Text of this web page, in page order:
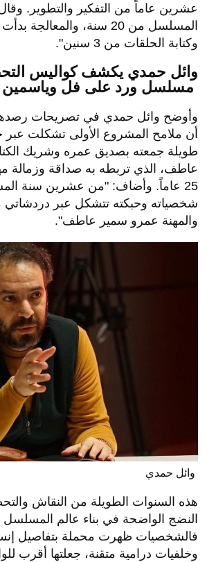
عشرين عاماً من التفكير والتطوير.
وكتابة الحلقات من 3 سنين".
وائل حمدي يكشف كواليس
وأوضح وائل حمدي في تصريحات
أن ملامح المشروع الأولى تشكلت
طويلة جمعته بصديق عمره وشريك
عاطف، الذي تربطه به صداقة وزمالة
25 عاماً. وأضاف: "من عشرين سنة
شخصياته وحبكته تتشكل عبر دردشاتي
والمهنة عمرو سمير عاطف".
هذه السنوات الطويلة من النقاش
النضج الواضحة في بناء عالم المسلسل
فالشخصيات ظهرت محملة بتفاصيل
وخلفيات درامية متقنة، جعلتها أقرب